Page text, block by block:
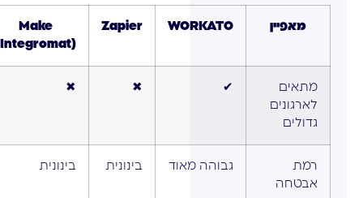
מאפיין WORKATO
Zapier
Make
מתאים
לארגונים
גדולים
✔
✖
✖
רמת
אבטחה
גבוהה מאוד בינונית בינונית